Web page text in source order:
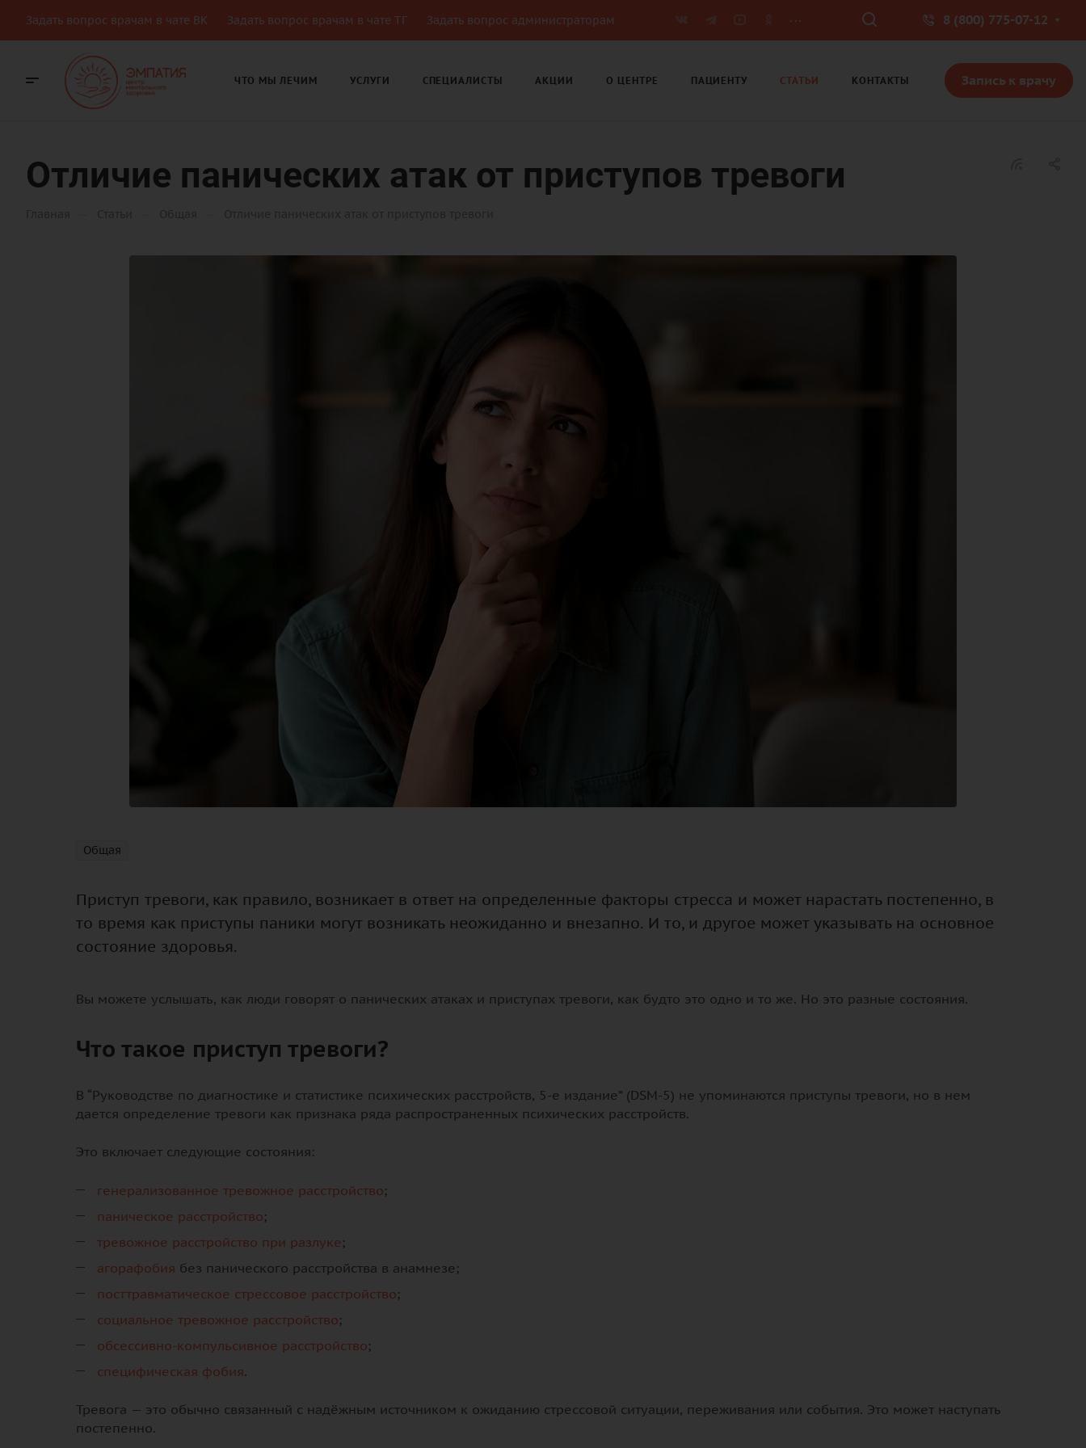
Задать вопрос врачам в чате ВК Задать вопрос врачам в чате ТГ Задать вопрос администраторам ... 8 (800) 775-07-12
ЧТО МЫ ЛЕЧИМ УСЛУГИ СПЕЦИАЛИСТЫ АКЦИИ О ЦЕНТРЕ ПАЦИЕНТУ СТАТЬИ КОНТАКТЫ Запись к врачу
Отличие панических атак от приступов тревоги
Общая
Приступ тревоги, как правило, возникает в ответ на определенные факторы стресса и может нарастать постепенно, в
то время как приступы паники могут возникать неожиданно и внезапно. И то, и другое может указывать на основное
состояние здоровья.
Вы можете услышать, как люди говорят о панических атаках и приступах тревоги, как будто это одно и то же. Но это разные состояния.
Что такое приступ тревоги?
В “Руководстве по диагностике и статистике психических расстройств, 5-е издание” (DSM-5) не упоминаются приступы тревоги, но в нем
дается определение тревоги как признака ряда распространенных психических расстройств.
Это включает следующие состояния:
генерализованное тревожное расстройство;
паническое расстройство;
тревожное расстройство при разлуке ;
агорафобия без панического расстройства в анамнезе;
посттравматическое стрессовое расстройство;
социальное тревожное расстройство;
обсессивно-компульсивное расстройство;
специфическая фобия.
Тревога — это обычно связанный с надёжным источником к ожиданию стрессовой ситуации, переживания или события. Это может наступать
постепенно.